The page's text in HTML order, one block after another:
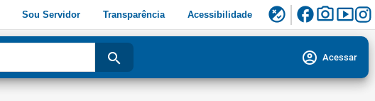
Sou Servidor Transparência Acessibilidade flaky facebookphoto_camerasmart_display
search account_circle Acessar